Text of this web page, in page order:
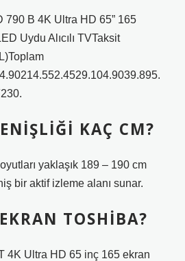
790 B 4K Ultra HD 65” 165
Uydu Alıcılı TVTaksit
KAÇ CM?
yaklaşık 189 – 190 cm
bir aktif izleme alanı sunar.
TOSHIBA?
4K Ultra HD 65 inç 165 ekran